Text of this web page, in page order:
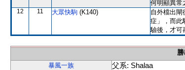
何明顯異常
12 11 大眾快駒 (K140)
自外檔出閘
症」，而此
驗後，才可
暴風一族
父系: Shalaa